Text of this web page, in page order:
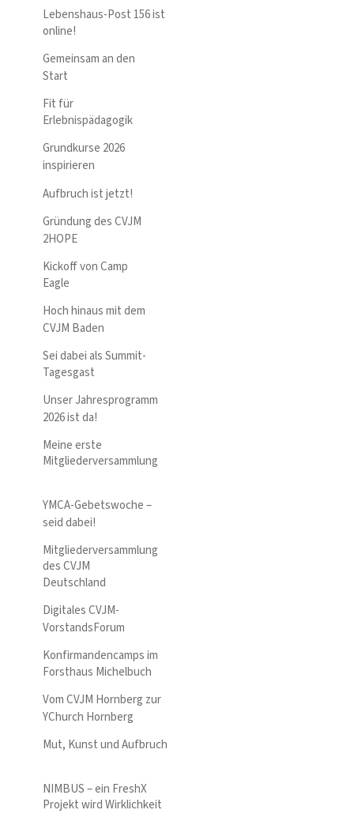
Lebenshaus-Post 156 ist
online!
Gemeinsam an den
Start
Fit für
Erlebnispädagogik
Grundkurse 2026
inspirieren
Aufbruch ist jetzt!
Gründung des CVJM
2HOPE
Kickoff von Camp
Eagle
Hoch hinaus mit dem
CVJM Baden
Sei dabei als Summit-
Tagesgast
Unser Jahresprogramm
2026 ist da!
Meine erste
Mitgliederversammlung
YMCA-Gebetswoche –
seid dabei!
Mitgliederversammlung
des CVJM
Deutschland
Digitales CVJM-
VorstandsForum
Konfirmandencamps im
Forsthaus Michelbuch
Vom CVJM Hornberg zur
YChurch Hornberg
Mut, Kunst und Aufbruch
NIMBUS – ein FreshX
Projekt wird Wirklichkeit